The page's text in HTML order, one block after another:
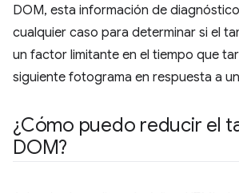
DOM, esta información de
cualquier caso para determinar si el
un factor limitante en el tiempo que
siguiente fotograma en respuesta a
¿Cómo puedo reducir el
DOM?